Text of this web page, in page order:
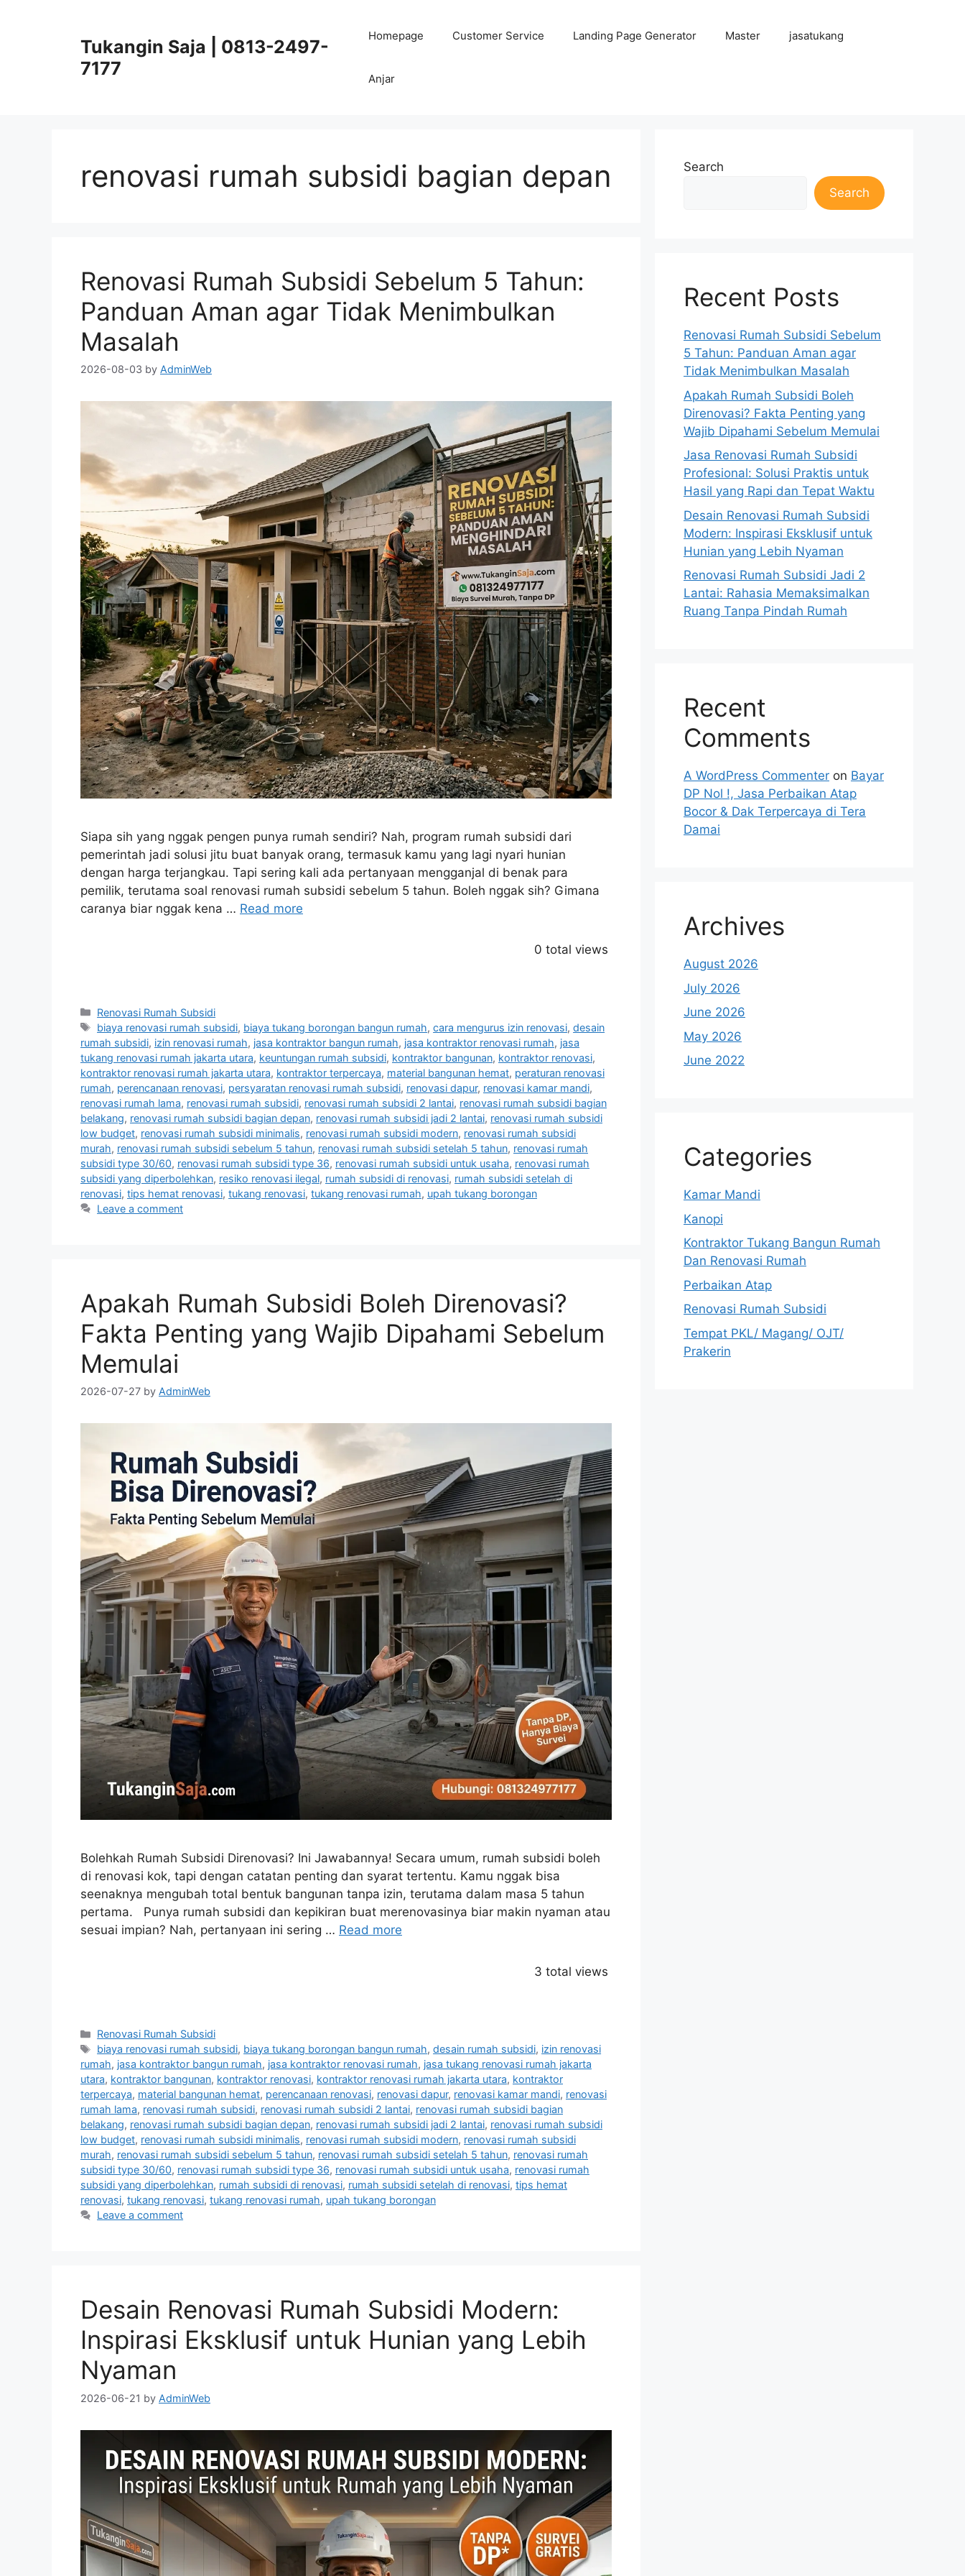
Tukangin Saja | 0813-2497-
7177
Homepage Customer Service Landing Page Generator Master jasatukang
Anjar
renovasi rumah subsidi bagian depan
Renovasi Rumah Subsidi Sebelum 5 Tahun:
Panduan Aman agar Tidak Menimbulkan
Masalah
2026-08-03 by AdminWeb
Siapa sih yang nggak pengen punya rumah sendiri? Nah, program rumah subsidi dari
pemerintah jadi solusi jitu buat banyak orang, termasuk kamu yang lagi nyari hunian
dengan harga terjangkau. Tapi sering kali ada pertanyaan mengganjal di benak para
pemilik, terutama soal renovasi rumah subsidi sebelum 5 tahun. Boleh nggak sih? Gimana
caranya biar nggak kena … Read more
0 total views
Categories
Renovasi Rumah Subsidi
Tags
biaya renovasi rumah subsidi, biaya tukang borongan bangun rumah,cara mengurus izin renovasi,desain
rumah subsidi, izin renovasi rumah, jasa kontraktor bangun rumah, jasa kontraktor renovasi rumah, jasa
tukang renovasi rumah jakarta utara, keuntungan rumah subsidi, kontraktor bangunan, kontraktor renovasi,
kontraktor renovasi rumah jakarta utara, kontraktor terpercaya, material bangunan hemat, peraturan renovasi
rumah, perencanaan renovasi, persyaratan renovasi rumah subsidi, renovasi dapur, renovasi kamar mandi,
renovasi rumah lama, renovasi rumah subsidi, renovasi rumah subsidi 2 lantai, renovasi rumah subsidi bagian
belakang, renovasi rumah subsidi bagian depan, renovasi rumah subsidi jadi 2 lantai, renovasi rumah subsidi
low budget, renovasi rumah subsidi minimalis, renovasi rumah subsidi modern, renovasi rumah subsidi
murah, renovasi rumah subsidi sebelum 5 tahun, renovasi rumah subsidi setelah 5 tahun, renovasi rumah
subsidi type 30/60, renovasi rumah subsidi type 36, renovasi rumah subsidi untuk usaha, renovasi rumah
subsidi yang diperbolehkan, resiko renovasi ilegal, rumah subsidi di renovasi, rumah subsidi setelah di
renovasi, tips hemat renovasi, tukang renovasi, tukang renovasi rumah, upah tukang borongan
Leave a comment
Apakah Rumah Subsidi Boleh Direnovasi?
Fakta Penting yang Wajib Dipahami Sebelum
Memulai
2026-07-27 by AdminWeb
Bolehkah Rumah Subsidi Direnovasi? Ini Jawabannya! Secara umum, rumah subsidi boleh
di renovasi kok, tapi dengan catatan penting dan syarat tertentu. Kamu nggak bisa
seenaknya mengubah total bentuk bangunan tanpa izin, terutama dalam masa 5 tahun
pertama. Punya rumah subsidi dan kepikiran buat merenovasinya biar makin nyaman atau
sesuai impian? Nah, pertanyaan ini sering … Read more
3 total views
Categories
Renovasi Rumah Subsidi
Tags
biaya renovasi rumah subsidi, biaya tukang borongan bangun rumah,desain rumah subsidi, izin renovasi
rumah, jasa kontraktor bangun rumah, jasa kontraktor renovasi rumah, jasa tukang renovasi rumah jakarta
utara, kontraktor bangunan, kontraktor renovasi, kontraktor renovasi rumah jakarta utara, kontraktor
terpercaya, material bangunan hemat, perencanaan renovasi, renovasi dapur, renovasi kamar mandi, renovasi
rumah lama, renovasi rumah subsidi, renovasi rumah subsidi 2 lantai, renovasi rumah subsidi bagian
belakang, renovasi rumah subsidi bagian depan, renovasi rumah subsidi jadi 2 lantai, renovasi rumah subsidi
low budget, renovasi rumah subsidi minimalis, renovasi rumah subsidi modern, renovasi rumah subsidi
murah, renovasi rumah subsidi sebelum 5 tahun, renovasi rumah subsidi setelah 5 tahun, renovasi rumah
subsidi type 30/60, renovasi rumah subsidi type 36, renovasi rumah subsidi untuk usaha, renovasi rumah
subsidi yang diperbolehkan, rumah subsidi di renovasi, rumah subsidi setelah di renovasi, tips hemat
renovasi, tukang renovasi, tukang renovasi rumah, upah tukang borongan
Leave a comment
Desain Renovasi Rumah Subsidi Modern:
Inspirasi Eksklusif untuk Hunian yang Lebih
Nyaman
2026-06-21 by AdminWeb
Search
Search
Recent Posts
Renovasi Rumah Subsidi Sebelum
5 Tahun: Panduan Aman agar
Tidak Menimbulkan Masalah
Apakah Rumah Subsidi Boleh
Direnovasi? Fakta Penting yang
Wajib Dipahami Sebelum Memulai
Jasa Renovasi Rumah Subsidi
Profesional: Solusi Praktis untuk
Hasil yang Rapi dan Tepat Waktu
Desain Renovasi Rumah Subsidi
Modern: Inspirasi Eksklusif untuk
Hunian yang Lebih Nyaman
Renovasi Rumah Subsidi Jadi 2
Lantai: Rahasia Memaksimalkan
Ruang Tanpa Pindah Rumah
Recent
Comments
A WordPress Commenter on Bayar
DP Nol !, Jasa Perbaikan Atap
Bocor & Dak Terpercaya di Tera
Damai
Archives
August 2026
July 2026
June 2026
May 2026
June 2022
Categories
Kamar Mandi
Kanopi
Kontraktor Tukang Bangun Rumah
Dan Renovasi Rumah
Perbaikan Atap
Renovasi Rumah Subsidi
Tempat PKL/ Magang/ OJT/
Prakerin